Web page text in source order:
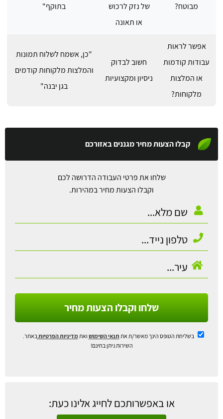
מבוטח?
של נזק לרכוש
או תאונה
בתוקף"
אפשר לראות
עבודות קודמות
או המלצות
מלקוחות?
חשוב לבדוק
ניסיון ומקצועיות
"כן, אשמח לשלוח תמונות
והמלצות מלקוחות קודמים
בגן יבנה"
קבלו הצעות מחיר מגננים באזורכם
שלחו את פרטי העבודה הדרושה לכם
וקבלו הצעות מחיר במהירות.
שלחו וקבלו הצעות מחיר
בשליחת הטופס הינך מאשר/ת את תנאי השימוש ואתמדיניות הפרטיות באתר.
השירות ניתן בחינם!
או באפשרותכם לחייג אלינו כעת: